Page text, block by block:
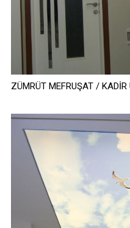
ZÜMRÜT MEFRUŞAT /